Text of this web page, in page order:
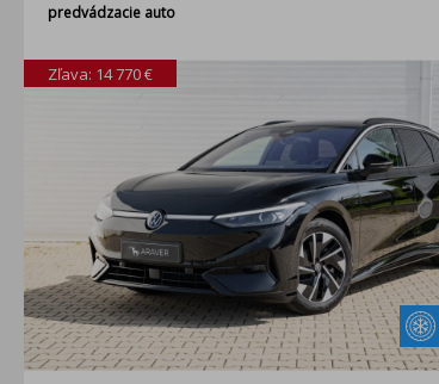
predvádzacie auto
Zľava: 14 770 €